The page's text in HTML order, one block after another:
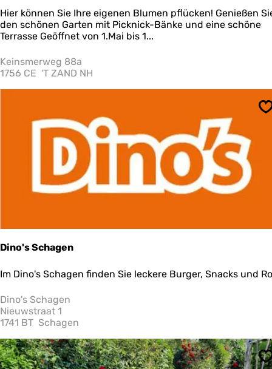
u
y
n
S
l
a
p
e
P
l
u
t
u
n
i
j
-
p
d
e
-
o
e
Hier können Sie Ihre eigenen Blumen pflücken! Genießen
den schönen Garten mit Picknick-Bänke und eine schöne
Terrasse Geöffnet von 1.Mai bis 1...
Keinsmerweg 88a
1756 CE 'T ZAND NH
Dino's Schagen
D
n
o
'
S
c
h
Im Dino's Schagen finden Sie leckere Burger, Snacks und
Dino's Schagen
Nieuwstraat 1
1741 BT Schagen